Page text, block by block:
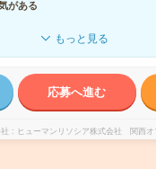
がある
もっと見る
応募へ進む
ヒューマンリソシア株式会社 関西オ